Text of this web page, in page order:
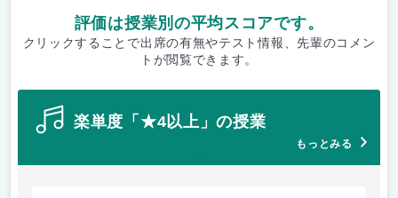
評価は授業別の平均スコアです。
クリックすることで出席の有無やテスト情報、先輩のコメン
トが閲覧できます。
楽単度「★4以上」の授業
もっとみる